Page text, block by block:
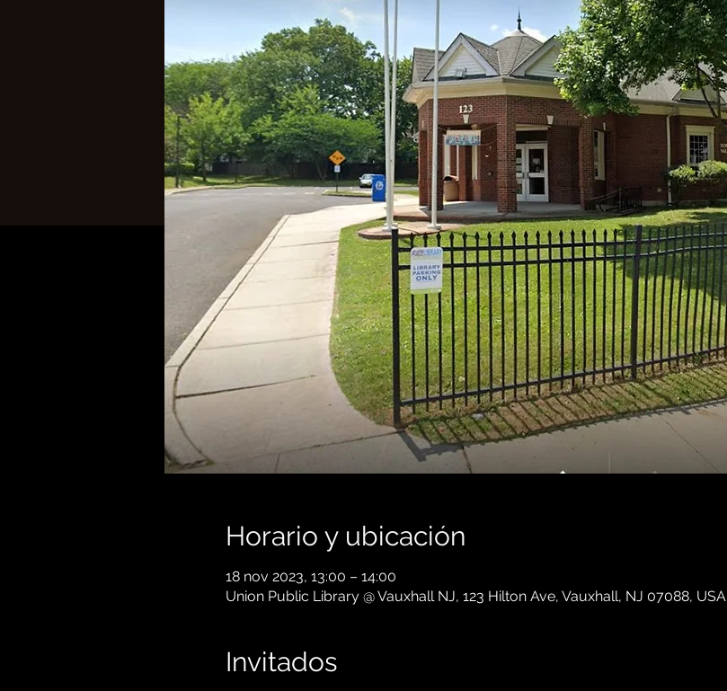
Horario y ubicación
18 nov 2023, 13:00 – 14:00
Union Public Library @ Vauxhall NJ, 123 Hilton Ave, Vauxhall, NJ 07088, USA
Invitados